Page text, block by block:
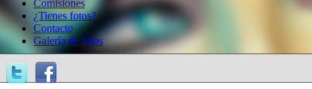
Comisiones
¿Tienes fotos?
Contacto
Galería de fotos